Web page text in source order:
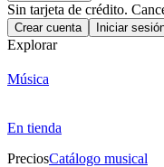
Sin tarjeta de crédito.
Crear cuenta Iniciar
Explorar
Música
En tienda
PreciosCatálogo musical